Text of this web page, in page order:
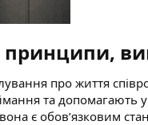
принципи,
про життя
та допомагають
є обов’язковим